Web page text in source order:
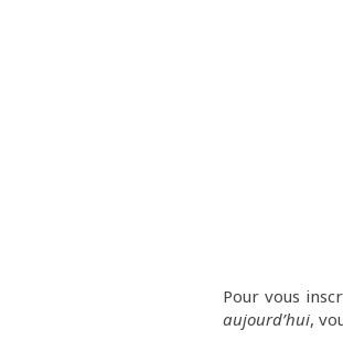
Pour vous
aujourd’hui,